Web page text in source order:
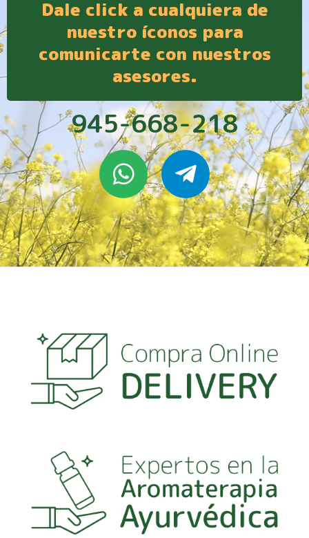
Dale click a cualquiera de
nuestro íconos para
comunicarte con nuestros
asesores.
945-668-218